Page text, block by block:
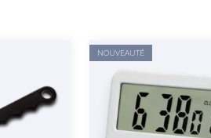
NOUVEAUTÉ